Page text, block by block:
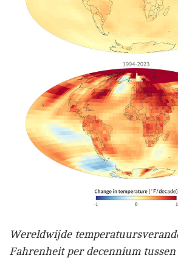
Wereldwijde
Fahrenheit per decennium tussen